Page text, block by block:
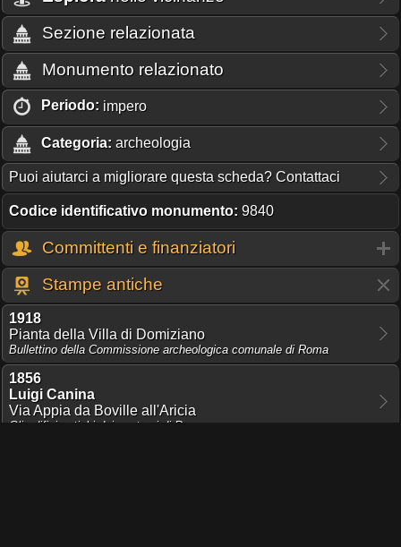
Sezione relazionata
Monumento relazionato
Periodo: impero
Categoria: archeologia
Puoi aiutarci a migliorare questa scheda? Contattaci
Codice identificativo monumento: 9840
Committenti e finanziatori
Stampe antiche
1918
Pianta della Villa di Domiziano
Bullettino della Commissione archeologica comunale di Roma
1856
Luigi Canina
Via Appia da Boville all'Aricia
Gli edifizj antichi dei contorni di Roma